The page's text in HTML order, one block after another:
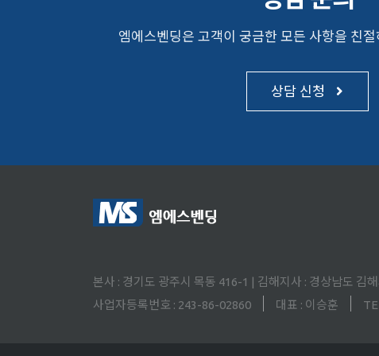
엠에스벤딩은 고객이 궁금한 모든 사항을 친
상담 신청
본사 : 경기도 광주시 목동 416-1 | 김해지사 : 경상남도 김
사업자등록번호 : 243-86-02860
대표 : 이승훈